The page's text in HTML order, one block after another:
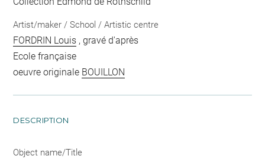
Artist/maker / School / Artistic centre
FORDRIN Louis , gravé d'après
Ecole française
oeuvre originale BOUILLON
DESCRIPTION
Object name/Title